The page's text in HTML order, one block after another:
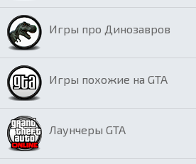
Игры про Динозавров
Игры похожие на GTA
Лаунчеры GTA